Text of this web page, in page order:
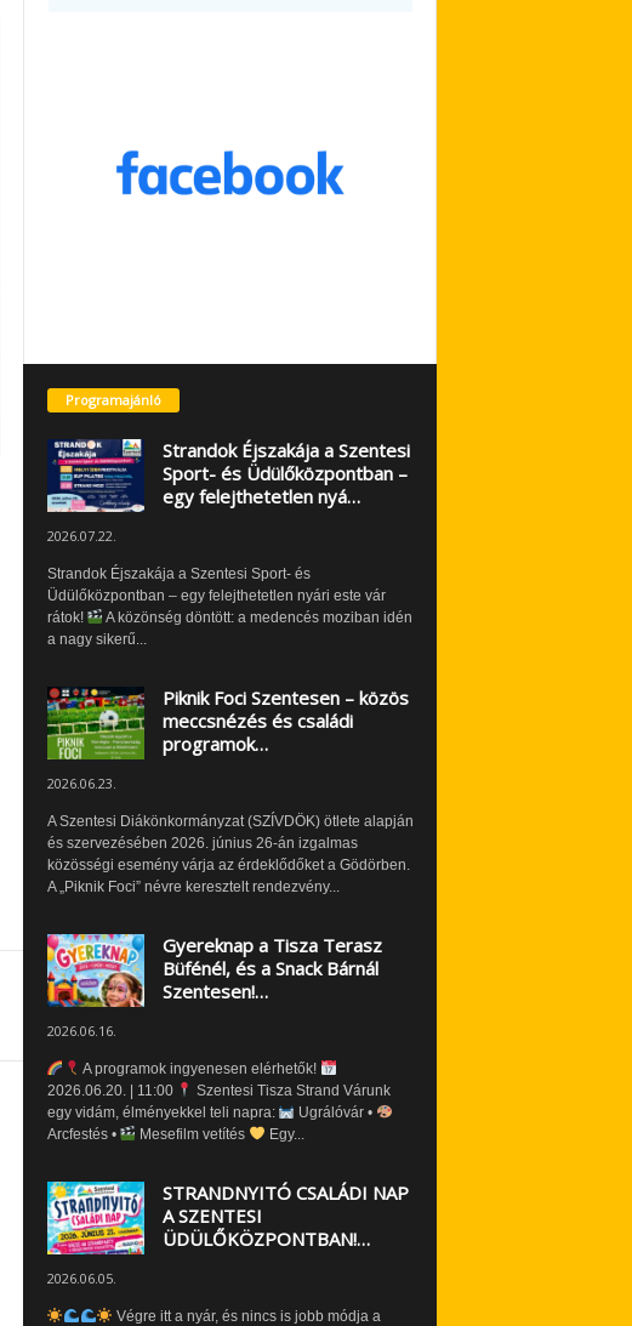
Programajánló
Strandok Éjszakája a Szentesi
Sport- és Üdülőközpontban –
egy felejthetetlen nyá…
2026.07.22.
Strandok Éjszakája a Szentesi Sport- és
Üdülőközpontban – egy felejthetetlen nyári este vár
rátok!
A közönség döntött: a medencés moziban idén
a nagy sikerű...
Piknik Foci Szentesen – közös
meccsnézés és családi
programok…
2026.06.23.
A Szentesi Diákönkormányzat (SZÍVDÖK) ötlete alapján
és szervezésében 2026. június 26-án izgalmas
közösségi esemény várja az érdeklődőket a Gödörben.
A „Piknik Foci” névre keresztelt rendezvény...
Gyereknap a Tisza Terasz
Büfénél, és a Snack Bárnál
Szentesen!…
2026.06.16.
A programok ingyenesen elérhetők!
2026.06.20. | 11:00
Szentesi Tisza Strand Várunk
egy vidám, élményekkel teli napra:
Ugrálóvár •
Arcfestés •
Mesefilm vetítés Egy...
STRANDNYITÓ CSALÁDI NAP
A SZENTESI
ÜDÜLŐKÖZPONTBAN!…
2026.06.05.
Végre itt a nyár, és nincs is jobb módja a